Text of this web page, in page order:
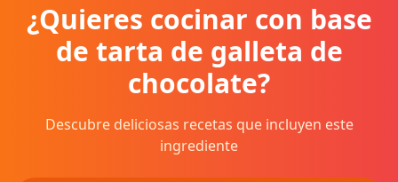
¿Quieres cocinar con base
de tarta de galleta de
chocolate?
Descubre deliciosas recetas que incluyen este
ingrediente